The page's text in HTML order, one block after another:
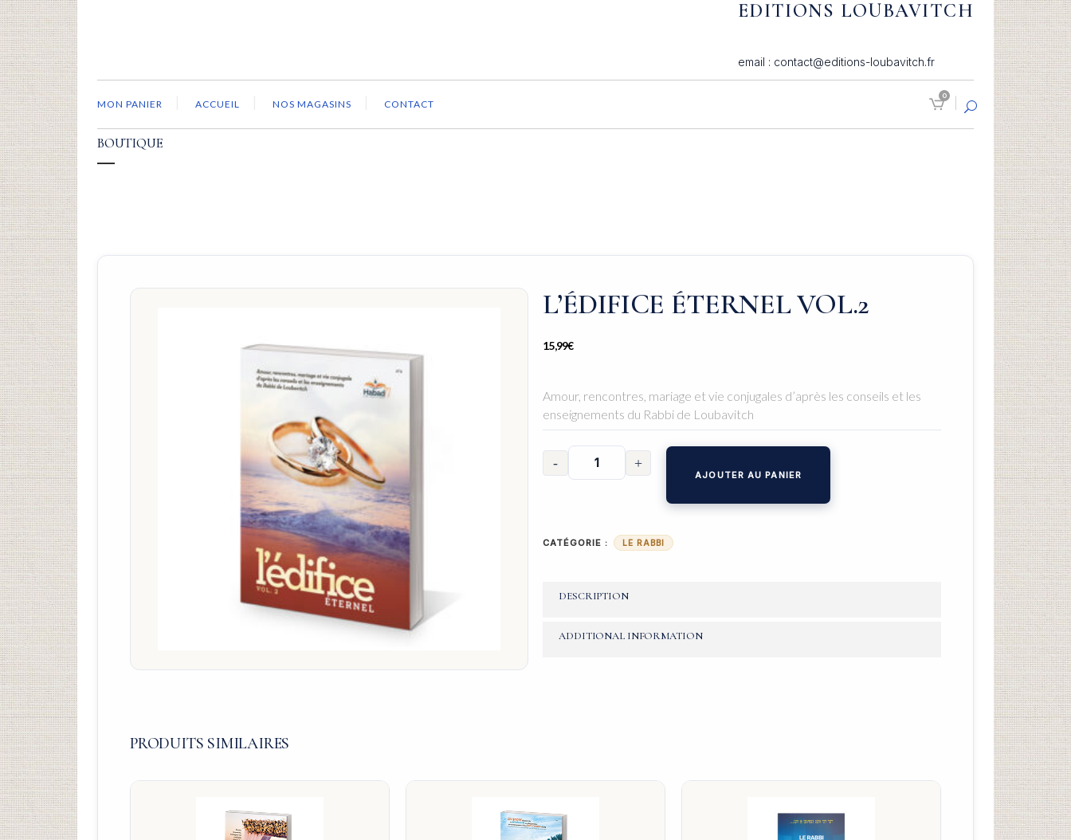
EDITIONS LOUBAVITCH
email : contact@editions-loubavitch.fr
MON PANIER ACCUEIL NOS MAGASINS CONTACT
0
BOUTIQUE
L’ÉDIFICE ÉTERNEL VOL.2
15,99€
Amour, rencontres, mariage et vie conjugales d’après les conseils et les
enseignements du Rabbi de Loubavitch
AJOUTER AU PANIER
CATÉGORIE : LE RABBI
DESCRIPTION
ADDITIONAL INFORMATION
PRODUITS SIMILAIRES